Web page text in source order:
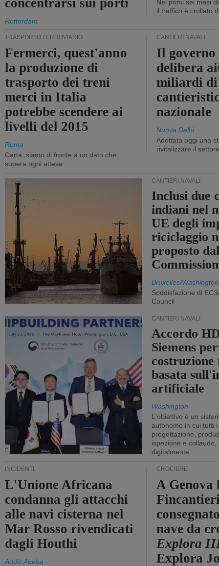
concentrarsi sui porti
Rotterdam
Nei primi sei mesi
il traffico è crollato
TRASPORTO FERROVIARIO
Fermerci, quest'anno
la produzione di
trasporto dei treni
merci in Italia
potrebbe scendere ai
livelli del 2015
Roma
Carta: siamo di fronte a un dato che
supera ogni attesa
CANTIERI NAVALI
Il
delibera
miliardi
nazionale
Nuova Delhi
Adottata oggi una
rivitalizzare il settore
CANTIERI NAVALI
Inclusi due
indiani nel
UE degli
riciclaggio
proposto
Bruxelles/Washington
Soddisfazione di
Council
CANTIERI NAVALI
Accordo
Siemens
costruzione
basata
artificiale
Washington
L'obiettivo è un
autonomo in cui tutti
progettazione,
ispezione e collaudo,
digitalmente
INCIDENTI
L'Unione Africana
condanna gli attacchi
alle navi cisterna nel
Mar Rosso rivendicati
dagli Houthi
Addis Abeba
CROCIERE
A Genova
nave da
Explora
Explora